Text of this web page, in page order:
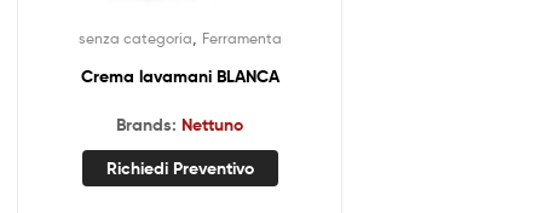
senza categoria, Ferramenta
Crema lavamani BLANCA
Brands: Nettuno
Richiedi Preventivo